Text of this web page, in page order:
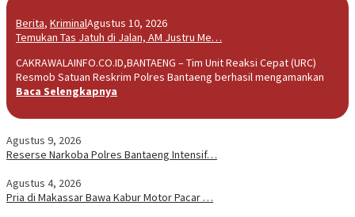
Berita, KriminalAgustus 10, 2026
Temukan Tas Jatuh di Jalan, AM Justru Me…
CAKRAWALAINFO.CO.ID,BANTAENG – Tim Unit Reaksi Cepat (URC)
Resmob Satuan Reskrim Polres Bantaeng berhasil mengamankan
Baca Selengkapnya
Agustus 9, 2026
Reserse Narkoba Polres Bantaeng Intensif…
Agustus 4, 2026
Pria di Makassar Bawa Kabur Motor Pacar …